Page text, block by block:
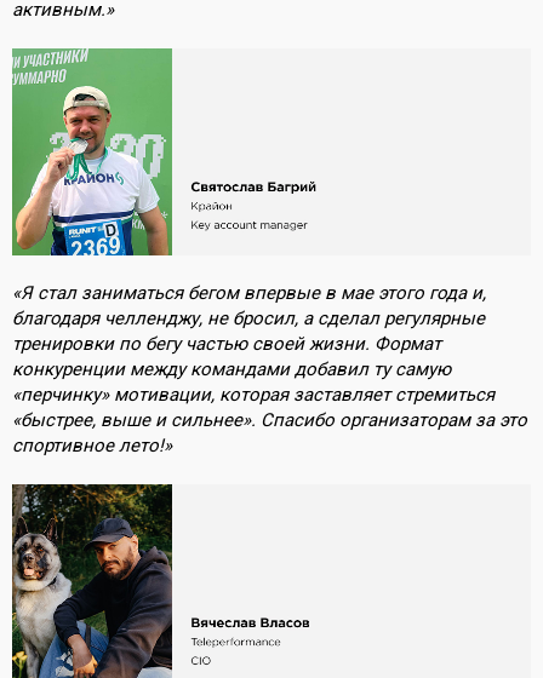
активным.»
«Я стал заниматься бегом впервые в мае этого года и,
благодаря челленджу, не бросил, а сделал регулярные
тренировки по бегу частью своей жизни. Формат
конкуренции между командами добавил ту самую
«перчинку» мотивации, которая заставляет стремиться
«быстрее, выше и сильнее». Спасибо организаторам за это
спортивное лето!»